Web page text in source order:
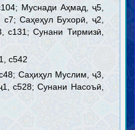
Муснади Аҳмад, ҷ5,
Саҳеҳул Бухорӣ, ҷ2,
с131; Сунани Тирмизӣ,
с542
Саҳиҳул Муслим, ҷ3,
с528; Сунани Насоъӣ,
ӯ
барои зуҳури Маҳдӣ
ва фитнаҳои охируззамон